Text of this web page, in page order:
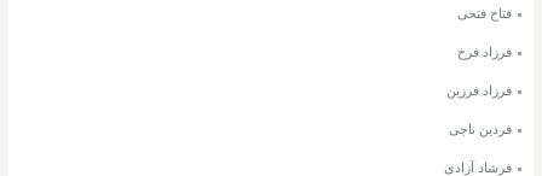
فتاح فتحی
فرزاد فرخ
فرزاد فرزین
فردین ناجی
فرشاد آزادی